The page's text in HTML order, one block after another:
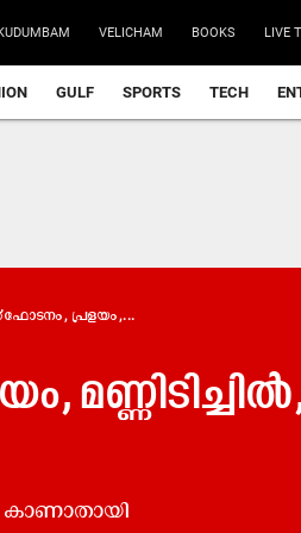
VELICHAM BOOKS LIVE
GULF SPORTS TECH
പ്രളയം,...